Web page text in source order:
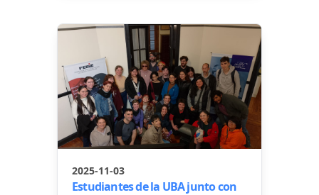
2025-11-03
Estudiantes de la UBA junto con